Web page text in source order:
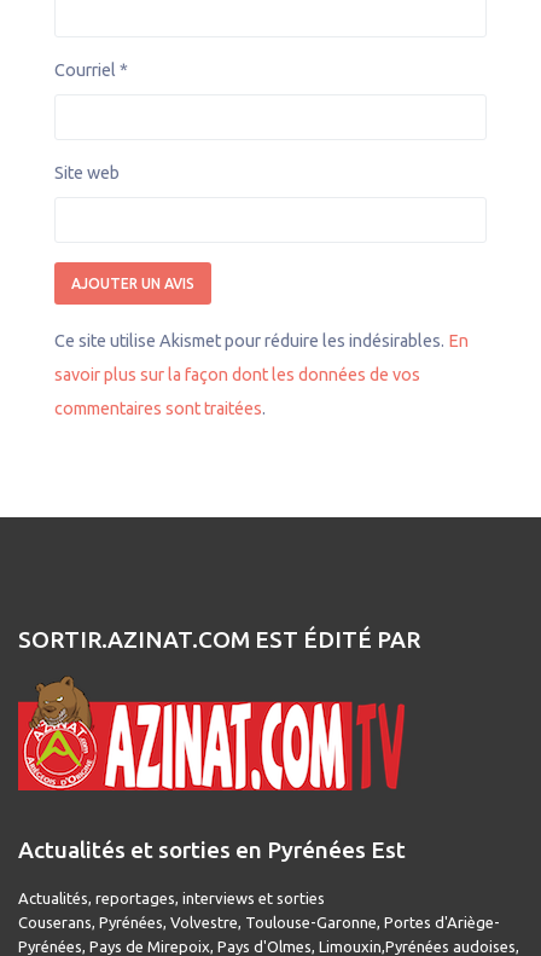
Courriel *
Site web
Ce site utilise Akismet pour réduire les indésirables. En
savoir plus sur la façon dont les données de vos
commentaires sont traitées.
SORTIR.AZINAT.COM EST ÉDITÉ PAR
Actualités et sorties en Pyrénées Est
Actualités, reportages, interviews et sorties
Couserans, Pyrénées, Volvestre, Toulouse-Garonne, Portes d'Ariège-
Pyrénées, Pays de Mirepoix, Pays d'Olmes, Limouxin,Pyrénées audoises,